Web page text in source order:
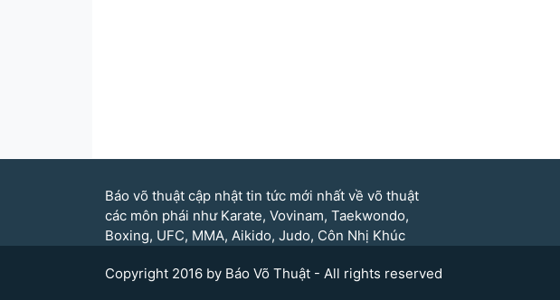
Báo võ thuật cập nhật tin tức mới nhất về võ thuật
các môn phái như Karate, Vovinam, Taekwondo,
Boxing, UFC, MMA, Aikido, Judo, Côn Nhị Khúc
Copyright 2016 by Báo Võ Thuật - All rights reserved